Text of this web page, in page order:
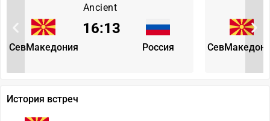
Ancient
СевМакедония Россия
16:13
История встреч